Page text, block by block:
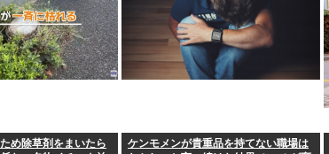
め除草剤をまいたら
ケンモメンが貴重品を持てない職場は